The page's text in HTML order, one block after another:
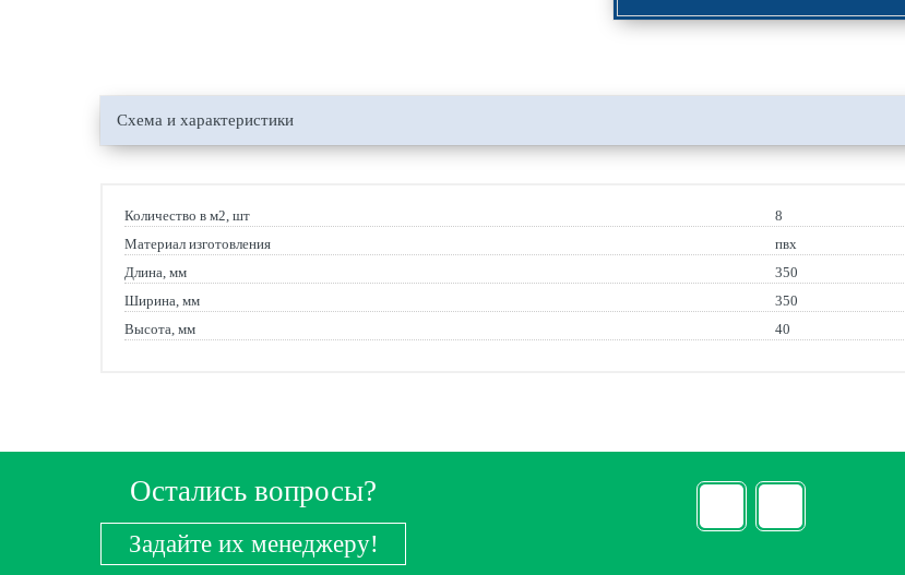
Схема и характеристики
Количество в м2, шт
8
Материал изготовления
пвх
Длина, мм
350
Ширина, мм
350
Высота, мм
40
Остались вопросы?
Задайте их менеджеру!